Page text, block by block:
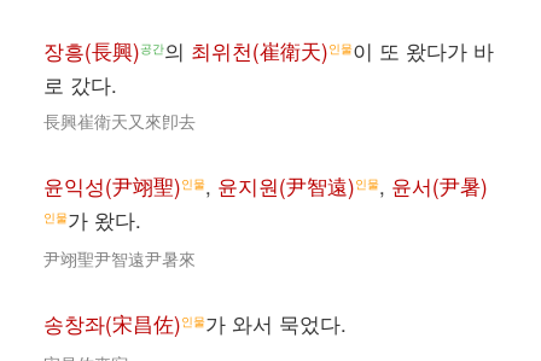
장흥(長興)공간의 최위천(崔衛天)인물이 또 왔다가 바
로 갔다.
長興崔衛天又來卽去
윤익성(尹翊聖)인물, 윤지원(尹智遠)인물, 윤서(尹暑)
인물가 왔다.
尹翊聖尹智遠尹暑來
송창좌(宋昌佐)인물가 와서 묵었다.